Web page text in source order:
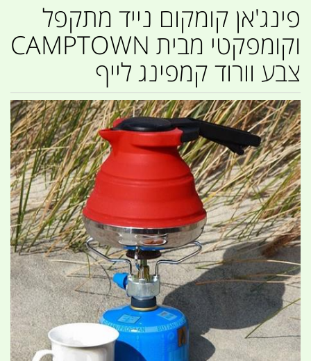
פינג'אן קומקום נייד מתקפל
וקומפקטי מבית CAMPTOWN
צבע וורוד קמפינג לייף